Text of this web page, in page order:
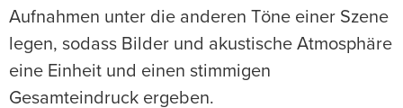
Aufnahmen unter die anderen Töne einer Szene
legen, sodass Bilder und akustische Atmosphäre
eine Einheit und einen stimmigen
Gesamteindruck ergeben.